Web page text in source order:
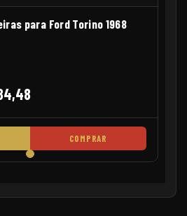
para Ford Torino 1968
COMPRAR